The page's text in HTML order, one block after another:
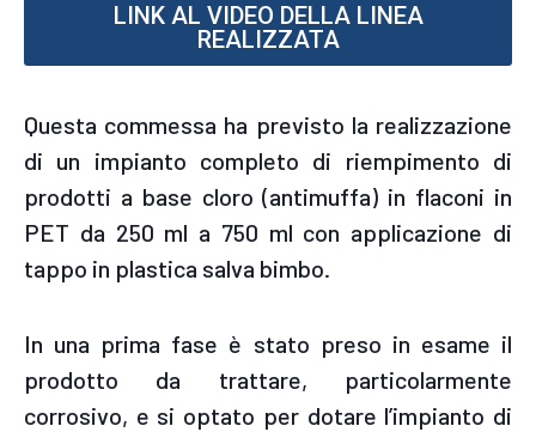
LINK AL VIDEO DELLA LINEA
REALIZZATA
Questa commessa ha previsto la realizzazione
di un impianto completo di riempimento di
prodotti a base cloro (antimuffa) in flaconi in
PET da 250 ml a 750 ml con applicazione di
tappo in plastica salva bimbo.
In una prima fase è stato preso in esame il
prodotto da trattare, particolarmente
corrosivo, e si optato per dotare l’impianto di